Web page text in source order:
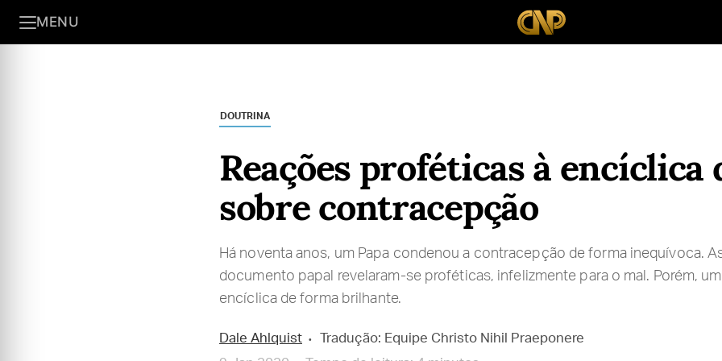
MENU
DOUTRINA
Reações proféticas à encíclica
sobre contracepção
Há noventa anos, um Papa condenou a contracepção de forma inequívoca.
documento papal revelaram-se proféticas, infelizmente para o mal. Porém,
encíclica de forma brilhante.
Dale Ahlquist
Tradução: Equipe Christo Nihil Praeponere